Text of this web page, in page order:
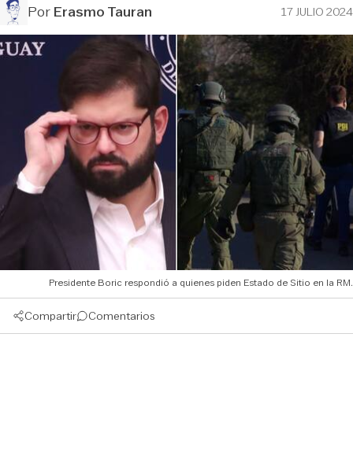
PorErasmo Tauran 17 JULIO 2024
Presidente Boric respondió a quienes piden Estado de Sitio en la RM.
Compartir Comentarios